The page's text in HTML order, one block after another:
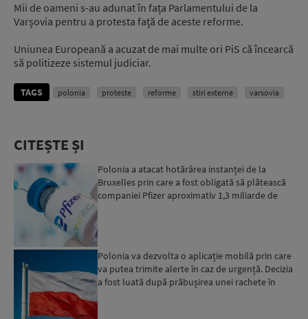
Mii de oameni s-au adunat în fața Parlamentului de la
Varșovia pentru a protesta față de aceste reforme.
Uniunea Europeană a acuzat de mai multe ori PiS că încearcă
să politizeze sistemul judiciar.
TAGS polonia proteste reforme stiri externe varsovia
CITEȘTE ȘI
Polonia a atacat hotărârea instanței de la
Bruxelles prin care a fost obligată să plătească
companiei Pfizer aproximativ 1,3 miliarde de
Polonia va dezvolta o aplicație mobilă prin care
va putea trimite alerte în caz de urgență. Decizia
a fost luată după prăbușirea unei rachete în